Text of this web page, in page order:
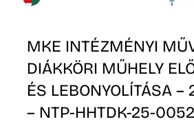
MKE INTÉZMÉNYI
DIÁKKÖRI MŰHELY
ÉS LEBONYOLÍTÁSA
– NTP-HHTDK-25-0052